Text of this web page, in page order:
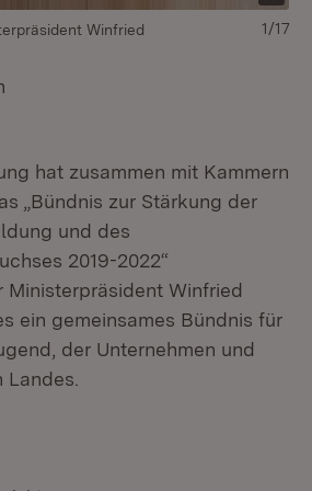
Winfried
1/17
hat zusammen mit Kammern
„Bündnis zur Stärkung der
und des
2019-2022“
Ministerpräsident Winfried
ein gemeinsames Bündnis für
der Unternehmen und